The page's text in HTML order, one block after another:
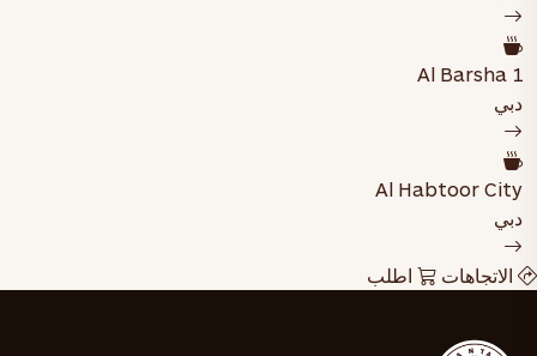
Al Barsha 1
دبي
Al Habtoor City
دبي
الاتجاهات اطلب